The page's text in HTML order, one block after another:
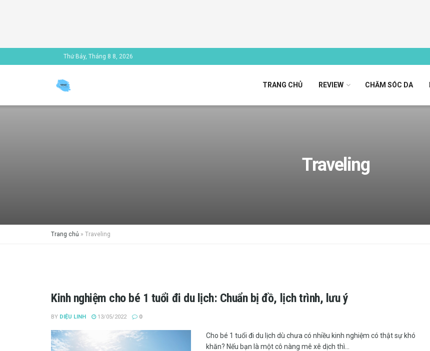
Thứ Bảy, Tháng 8 8, 2026
TRANG CHỦ REVIEW CHĂM SÓC DA
Traveling
Trang chủ » Traveling
Kinh nghiệm cho bé 1 tuổi đi du lịch: Chuẩn bị đồ, lịch trình, lưu ý
BY DIỆU LINH 13/05/2022 0
Cho bé 1 tuổi đi du lịch dù chưa có nhiều kinh nghiệm có thật sự khó
khăn? Nếu bạn là một cô nàng mê xê dịch thì...